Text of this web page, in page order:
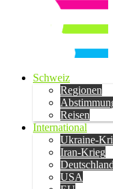
Schweiz
Regionen
Reisen
International
Ukraine-
Iran-Krieg
Deutschland
USA